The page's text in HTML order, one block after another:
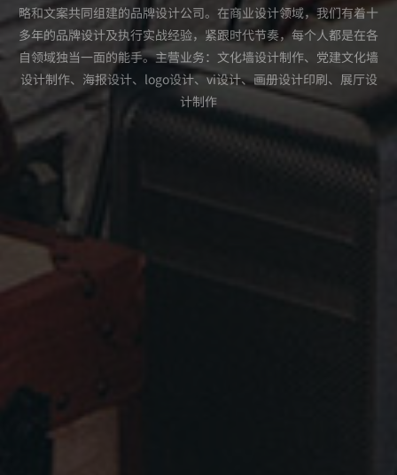
略和文案共同组建的品牌设计公司。在商业设计领域，我们有着十
多年的品牌设计及执行实战经验，紧跟时代节奏，每个人都是在各
自领域独当一面的能手。主营业务：文化墙设计制作、党建文化墙
设计制作、海报设计、logo设计、vi设计、画册设计印刷、展厅设
计制作